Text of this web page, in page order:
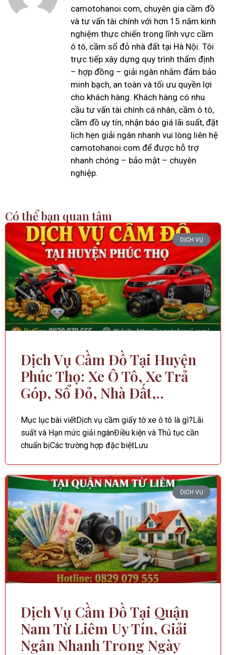
camotohanoi.com, chuyên gia cầm đồ
và tư vấn tài chính với hơn 15 năm kinh
nghiệm thực chiến trong lĩnh vực cầm
ô tô, cầm sổ đỏ nhà đất tại Hà Nội. Tôi
trực tiếp xây dựng quy trình thẩm định
– hợp đồng – giải ngân nhằm đảm bảo
minh bạch, an toàn và tối ưu quyền lợi
cho khách hàng. Khách hàng có nhu
cầu tư vấn tài chính cá nhân, cầm ô tô,
cầm đồ uy tín, nhận báo giá lãi suất, đặt
lịch hẹn giải ngân nhanh vui lòng liên hệ
camotohanoi.com để được hỗ trợ
nhanh chóng – bảo mật – chuyên
nghiệp.
Có thể bạn quan tâm
DỊCH VỤ
Dịch Vụ Cầm Đồ Tại Huyện
Phúc Thọ: Xe Ô Tô, Xe Trả
Góp, Sổ Đỏ, Nhà Đất,..
Mục lục bài viếtDịch vụ cầm giấy tờ xe ô tô là gì?Lãi
suất và Hạn mức giải ngânĐiều kiện và Thủ tục cần
chuẩn bịCác trường hợp đặc biệtLưu
DỊCH VỤ
Dịch Vụ Cầm Đồ Tại Quận
Nam Từ Liêm Uy Tín, Giải
Ngân Nhanh Trong Ngày